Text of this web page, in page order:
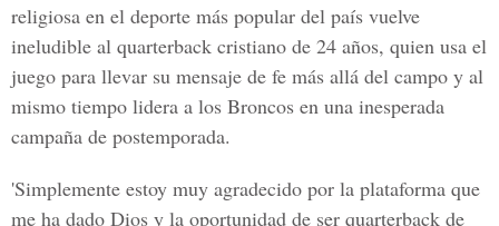
religiosa en el deporte más popular del país vuelve
ineludible al quarterback cristiano de 24 años, quien usa el
juego para llevar su mensaje de fe más allá del campo y al
mismo tiempo lidera a los Broncos en una inesperada
campaña de postemporada.
'Simplemente estoy muy agradecido por la plataforma que
me ha dado Dios y la oportunidad de ser quarterback de